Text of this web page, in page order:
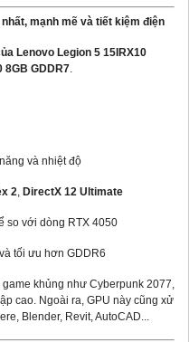
mạnh mẽ và tiết kiệm điện
Lenovo Legion 5 15IRX10
8GB GDDR7
và nhiệt độ
2 DirectX 12 Ultimate
so với dòng RTX 4050
tối ưu hơn GDDR6
khủng như Cyberpunk 2077,
cao. Ngoài ra, GPU này cũng xử
Blender, Revit, AutoCAD...